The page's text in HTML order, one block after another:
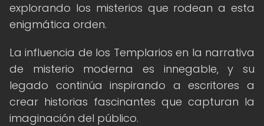
explorando los misterios que rodean a esta
enigmática orden.
La influencia de los Templarios en la narrativa
de misterio moderna es innegable, y su
legado continúa inspirando a escritores a
crear historias fascinantes que capturan la
imaginación del público.